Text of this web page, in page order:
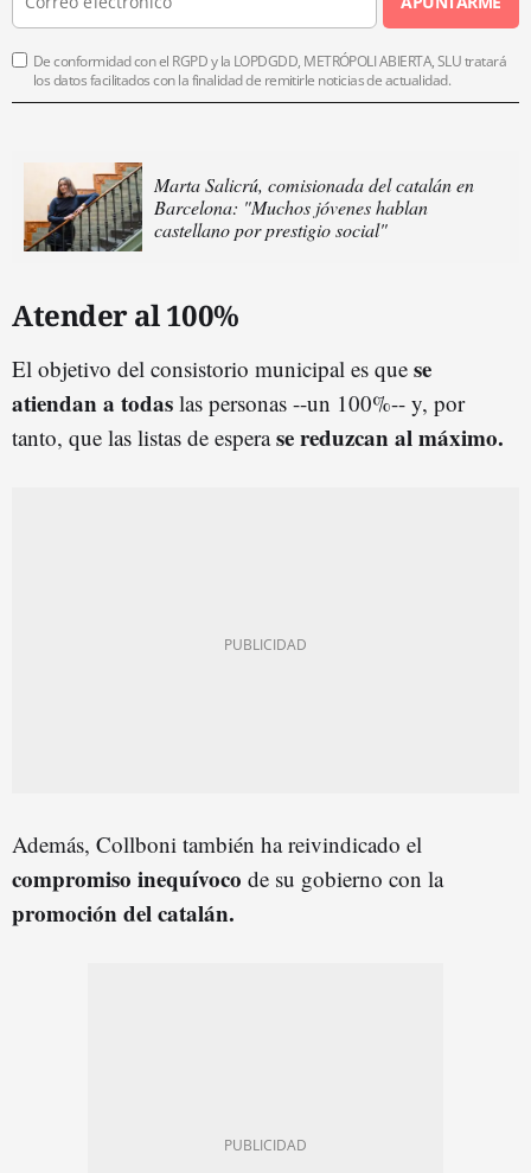
De conformidad con el RGPD y la LOPDGDD, METRÓPOLI ABIERTA, SLU tratará
los datos facilitados con la finalidad de remitirle noticias de actualidad.
Marta Salicrú, comisionada del catalán en
Barcelona: "Muchos jóvenes hablan
castellano por prestigio social"
Atender al 100%
El objetivo del consistorio municipal es que se
atiendan a todas las personas --un 100%-- y, por
tanto, que las listas de esperase reduzcan al máximo.
Además, Collboni también ha reivindicado el
compromiso inequívoco de su gobierno con la
promoción del catalán.